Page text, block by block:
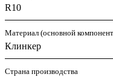
R10
Материал (основной
Клинкер
Страна производства